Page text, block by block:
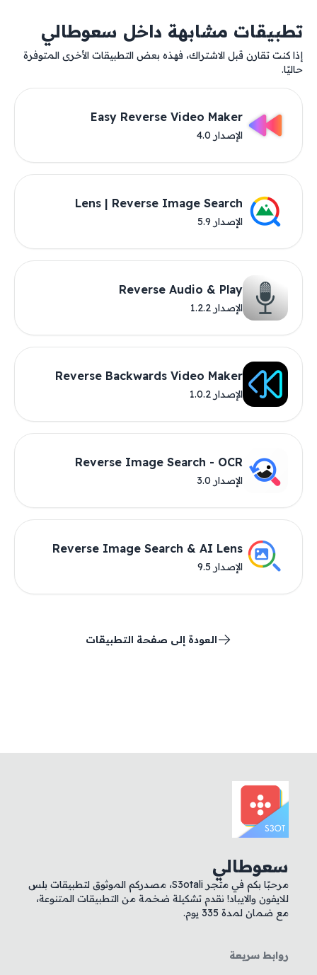
تطبيقات مشابهة داخل سعوطالي
إذا كنت تقارن قبل الاشتراك، فهذه بعض التطبيقات الأخرى المتوفرة
حاليًا.
Easy Reverse Video Maker
الإصدار 4.0
Lens | Reverse Image Search
الإصدار 5.9
Reverse Audio & Play
الإصدار 1.2.2
Reverse Backwards Video Maker
الإصدار 1.0.2
Reverse Image Search - OCR
الإصدار 3.0
Reverse Image Search & AI Lens
الإصدار 9.5
العودة إلى صفحة التطبيقات
سعوطالي
مرحبًا بكم في متجر S3otali، مصدركم الموثوق لتطبيقات بلس
للايفون والايباد! نقدم تشكيلة ضخمة من التطبيقات المتنوعة،
مع ضمان لمدة 335 يوم.
روابط سريعة